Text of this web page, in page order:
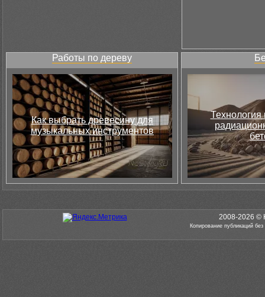
Работы по дереву
Как выбрать древесину для
музыкальных инструментов
Технология
2008-2026 ©
Копирование публикаций